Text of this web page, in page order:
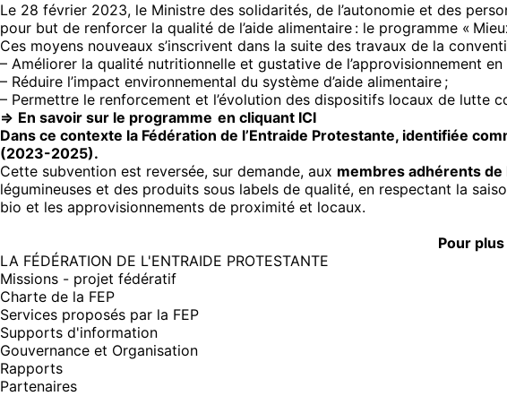
Le 28 février 2023, le Ministre des solidarités, de l’autonomie et des
pour but de renforcer la qualité de l’aide alimentaire : le programme «
Ces moyens nouveaux s’inscrivent dans la suite des travaux de la
– Améliorer la qualité nutritionnelle et gustative de l’approvisionnement en
– Réduire l’impact environnemental du système d’aide alimentaire ;
– Permettre le renforcement et l’évolution des dispositifs locaux de lutte
=> En savoir sur le programme en cliquant ICI
Dans ce contexte la Fédération de l’Entraide Protestante, identifiée
(2023-2025).
Cette subvention est reversée, sur demande, aux membres adhérents de
légumineuses et des produits sous labels de qualité, en respectant la
bio et les approvisionnements de proximité et locaux.
Pour
LA FÉDÉRATION DE L'ENTRAIDE PROTESTANTE
Missions - projet fédératif
Charte de la FEP
Services proposés par la FEP
Supports d'information
Gouvernance et Organisation
Rapports
Partenaires